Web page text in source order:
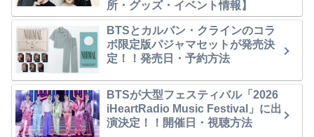
所・グッズ・イベント情報】
BTSとカルバン・クラインのコラ
ボ限定版パジャマセットが発売決
定！！発売日・予約方法
BTSが大型フェスティバル「2026
iHeartRadio Music Festival」に出
演決定！！開催日・視聴方法